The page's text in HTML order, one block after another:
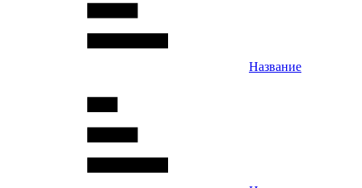
Название